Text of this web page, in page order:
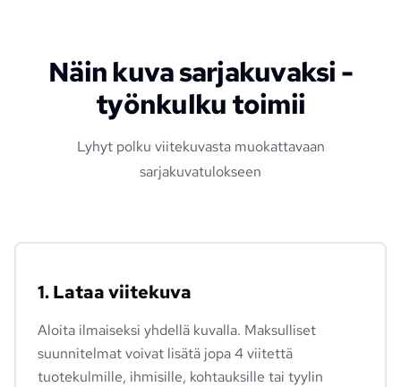
Näin kuva sarjakuvaksi -
työnkulku toimii
Lyhyt polku viitekuvasta muokattavaan
sarjakuvatulokseen
1. Lataa viitekuva
Aloita ilmaiseksi yhdellä kuvalla. Maksulliset
suunnitelmat voivat lisätä jopa 4 viitettä
tuotekulmille, ihmisille, kohtauksille tai tyylin